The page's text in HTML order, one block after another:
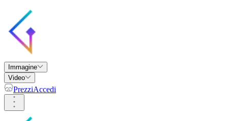
Immagine
Video
PrezziAccedi